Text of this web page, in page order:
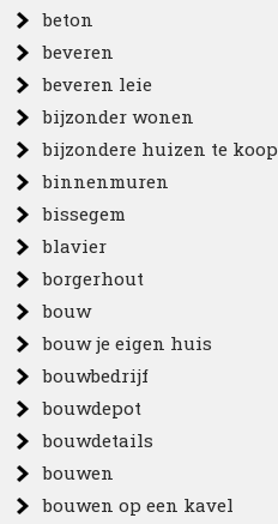
beton
beveren
beveren leie
bijzonder wonen
bijzondere huizen te koop
binnenmuren
bissegem
blavier
borgerhout
bouw
bouw je eigen huis
bouwbedrijf
bouwdepot
bouwdetails
bouwen
bouwen op een kavel